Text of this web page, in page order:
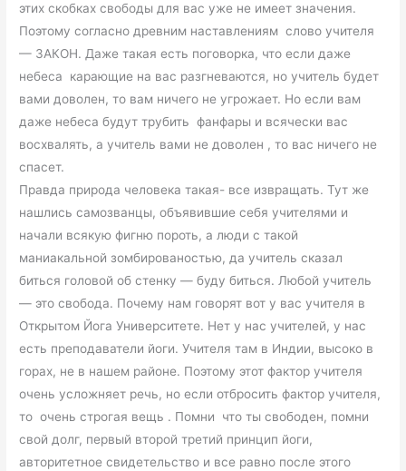
этих скобках свободы для вас уже не имеет значения.
Поэтому согласно древним наставлениям слово учителя
— ЗАКОН. Даже такая есть поговорка, что если даже
небеса карающие на вас разгневаются, но учитель будет
вами доволен, то вам ничего не угрожает. Но если вам
даже небеса будут трубить фанфары и всячески вас
восхвалять, а учитель вами не доволен , то вас ничего не
спасет.
Правда природа человека такая- все извращать. Тут же
нашлись самозванцы, объявившие себя учителями и
начали всякую фигню пороть, а люди с такой
маниакальной зомбированостью, да учитель сказал
биться головой об стенку — буду биться. Любой учитель
— это свобода. Почему нам говорят вот у вас учителя в
Открытом Йога Университете. Нет у нас учителей, у нас
есть преподаватели йоги. Учителя там в Индии, высоко в
горах, не в нашем районе. Поэтому этот фактор учителя
очень усложняет речь, но если отбросить фактор учителя,
то очень строгая вещь . Помни что ты свободен, помни
свой долг, первый второй третий принцип йоги,
авторитетное свидетельство и все равно после этого